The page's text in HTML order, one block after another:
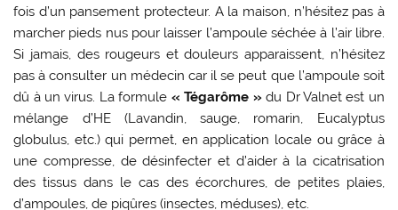
fois d’un pansement protecteur. A la maison, n’hésitez pas à
marcher pieds nus pour laisser l’ampoule séchée à l’air libre.
Si jamais, des rougeurs et douleurs apparaissent, n’hésitez
pas à consulter un médecin car il se peut que l’ampoule soit
dû à un virus. La formule « Tégarôme »du Dr Valnet est un
mélange d’HE (Lavandin, sauge, romarin, Eucalyptus
globulus, etc.) qui permet, en application locale ou grâce à
une compresse, de désinfecter et d’aider à la cicatrisation
des tissus dans le cas des écorchures, de petites plaies,
d’ampoules, de piqûres (insectes, méduses), etc.